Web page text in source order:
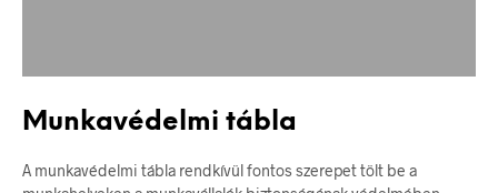
Munkavédelmi tábla
A munkavédelmi tábla rendkívül fontos szerepet tölt be a